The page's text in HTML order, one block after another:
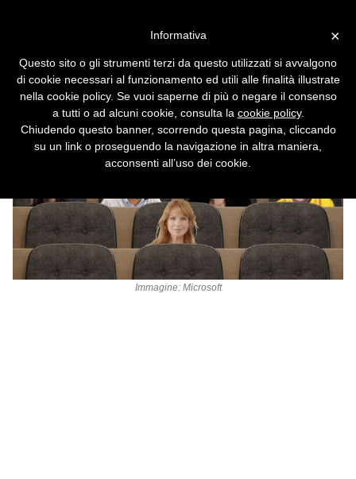
la Modalità Insieme
Immagine: Microsoft
×
Informativa
Questo sito o gli strumenti terzi da questo utilizzati si avvalgono
di cookie necessari al funzionamento ed utili alle finalità illustrate
nella cookie policy. Se vuoi saperne di più o negare il consenso
a tutti o ad alcuni cookie, consulta la cookie policy.
Chiudendo questo banner, scorrendo questa pagina, cliccando
su un link o proseguendo la navigazione in altra maniera,
acconsenti all’uso dei cookie.